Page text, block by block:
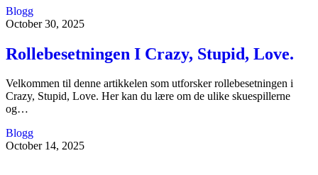
Blogg
October 30, 2025
Rollebesetningen I Crazy, Stupid, Love.
Velkommen til denne artikkelen som utforsker rollebesetningen i
Crazy, Stupid, Love. Her kan du lære om de ulike skuespillerne
og…
Blogg
October 14, 2025